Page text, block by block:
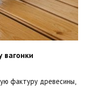
вагонки
фактуру древесины,